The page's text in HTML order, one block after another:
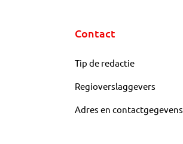
Contact
Tip de redactie
Regioverslaggevers
Adres en contactgegevens